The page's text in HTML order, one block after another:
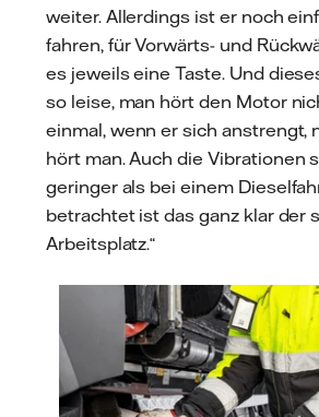
weiter. Allerdings ist er noch
fahren, für Vorwärts- und
es jeweils eine Taste. Und
so leise, man hört den Motor
einmal, wenn er sich anstrengt,
hört man. Auch die Vibrationen
geringer als bei einem
betrachtet ist das ganz klar der
Arbeitsplatz.“